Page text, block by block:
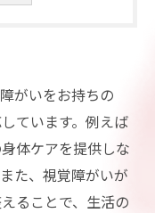
がいをお持ちの
ています。例えば
体ケアを提供しな
た、視覚障がいが
ることで、生活の